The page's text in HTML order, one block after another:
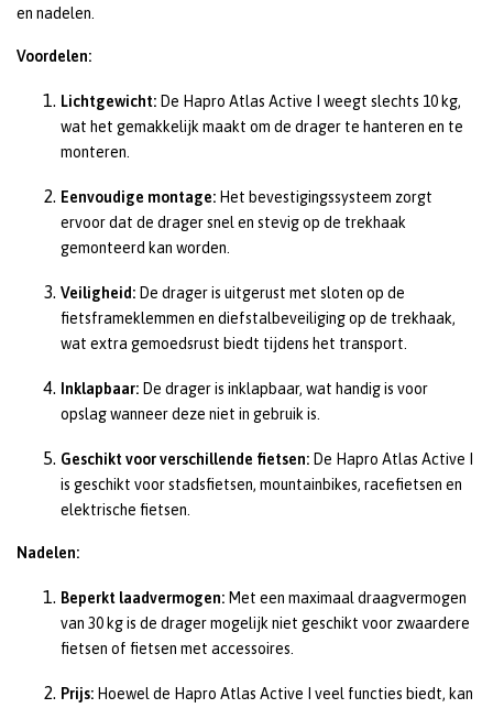
en nadelen.
Voordelen:
Lichtgewicht: De Hapro Atlas Active I weegt slechts 10 kg,
wat het gemakkelijk maakt om de drager te hanteren en te
monteren.
Eenvoudige montage: Het bevestigingssysteem zorgt
ervoor dat de drager snel en stevig op de trekhaak
gemonteerd kan worden.
Veiligheid: De drager is uitgerust met sloten op de
fietsframeklemmen en diefstalbeveiliging op de trekhaak,
wat extra gemoedsrust biedt tijdens het transport.
Inklapbaar: De drager is inklapbaar, wat handig is voor
opslag wanneer deze niet in gebruik is.
Geschikt voor verschillende fietsen: De Hapro Atlas Active I
is geschikt voor stadsfietsen, mountainbikes, racefietsen en
elektrische fietsen.
Nadelen:
Beperkt laadvermogen: Met een maximaal draagvermogen
van 30 kg is de drager mogelijk niet geschikt voor zwaardere
fietsen of fietsen met accessoires.
Prijs: Hoewel de Hapro Atlas Active I veel functies biedt, kan